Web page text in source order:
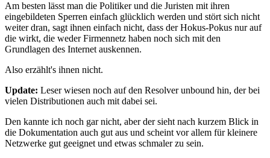
Am besten lässt man die Politiker und die Juristen mit ihren
eingebildeten Sperren einfach glücklich werden und stört sich nicht
weiter dran, sagt ihnen einfach nicht, dass der Hokus-Pokus nur auf
die wirkt, die weder Firmennetz haben noch sich mit den
Grundlagen des Internet auskennen.
Also erzählt's ihnen nicht.
Update: Leser wiesen noch auf den Resolver unbound hin, der bei
vielen Distributionen auch mit dabei sei.
Den kannte ich noch gar nicht, aber der sieht nach kurzem Blick in
die Dokumentation auch gut aus und scheint vor allem für kleinere
Netzwerke gut geeignet und etwas schmaler zu sein.